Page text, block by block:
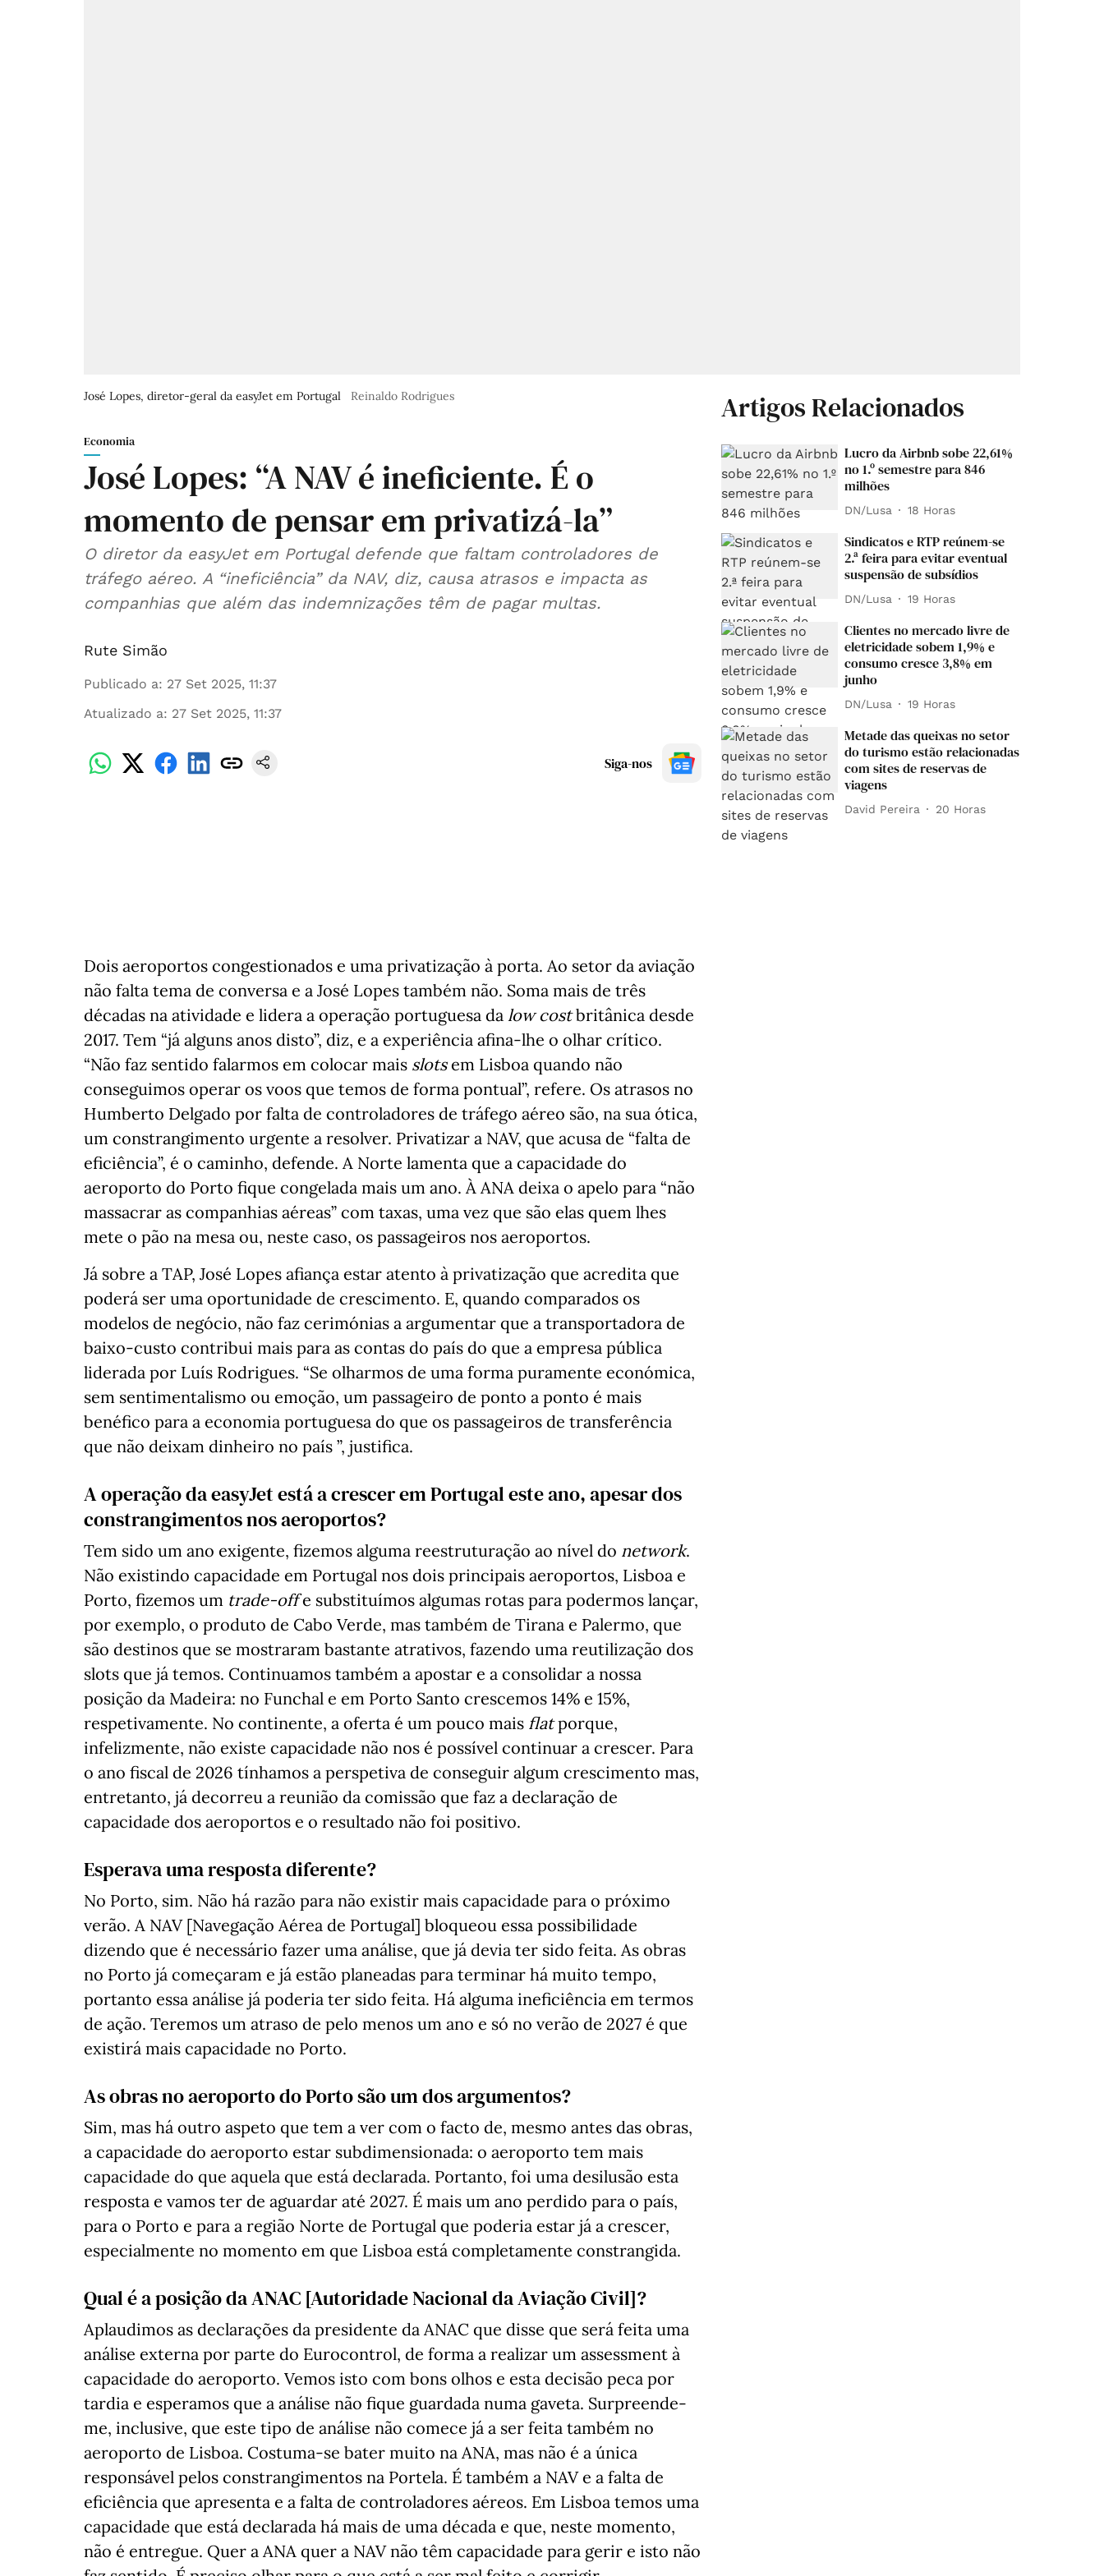
José Lopes, diretor-geral da easyJet em Portugal Reinaldo Rodrigues
Economia
José Lopes: “A NAV é ineficiente. É o
momento de pensar em privatizá-la”
O diretor da easyJet em Portugal defende que faltam controladores de
tráfego aéreo. A “ineficiência” da NAV, diz, causa atrasos e impacta as
companhias que além das indemnizações têm de pagar multas.
Rute Simão
Publicado a: 27 Set 2025, 11:37
Atualizado a: 27 Set 2025, 11:37
Siga-nos
Dois aeroportos congestionados e uma privatização à porta. Ao setor da aviação
não falta tema de conversa e a José Lopes também não. Soma mais de três
décadas na atividade e lidera a operação portuguesa da low costbritânica desde
2017. Tem “já alguns anos disto”, diz, e a experiência afina-lhe o olhar crítico.
“Não faz sentido falarmos em colocar mais slotsem Lisboa quando não
conseguimos operar os voos que temos de forma pontual”, refere. Os atrasos no
Humberto Delgado por falta de controladores de tráfego aéreo são, na sua ótica,
um constrangimento urgente a resolver. Privatizar a NAV, que acusa de “falta de
eficiência”, é o caminho, defende. A Norte lamenta que a capacidade do
aeroporto do Porto fique congelada mais um ano. À ANA deixa o apelo para “não
massacrar as companhias aéreas” com taxas, uma vez que são elas quem lhes
mete o pão na mesa ou, neste caso, os passageiros nos aeroportos.
Já sobre a TAP, José Lopes afiança estar atento à privatização que acredita que
poderá ser uma oportunidade de crescimento. E, quando comparados os
modelos de negócio, não faz cerimónias a argumentar que a transportadora de
baixo-custo contribui mais para as contas do país do que a empresa pública
liderada por Luís Rodrigues. “Se olharmos de uma forma puramente económica,
sem sentimentalismo ou emoção, um passageiro de ponto a ponto é mais
benéfico para a economia portuguesa do que os passageiros de transferência
que não deixam dinheiro no país ”, justifica.
A operação da easyJet está a crescer em Portugal este ano, apesar dos
constrangimentos nos aeroportos?
Tem sido um ano exigente, fizemos alguma reestruturação ao nível do network.
Não existindo capacidade em Portugal nos dois principais aeroportos, Lisboa e
Porto, fizemos um trade-offe substituímos algumas rotas para podermos lançar,
por exemplo, o produto de Cabo Verde, mas também de Tirana e Palermo, que
são destinos que se mostraram bastante atrativos, fazendo uma reutilização dos
slots que já temos. Continuamos também a apostar e a consolidar a nossa
posição da Madeira: no Funchal e em Porto Santo crescemos 14% e 15%,
respetivamente. No continente, a oferta é um pouco mais flatporque,
infelizmente, não existe capacidade não nos é possível continuar a crescer. Para
o ano fiscal de 2026 tínhamos a perspetiva de conseguir algum crescimento mas,
entretanto, já decorreu a reunião da comissão que faz a declaração de
capacidade dos aeroportos e o resultado não foi positivo.
Esperava uma resposta diferente?
No Porto, sim. Não há razão para não existir mais capacidade para o próximo
verão. A NAV [Navegação Aérea de Portugal] bloqueou essa possibilidade
dizendo que é necessário fazer uma análise, que já devia ter sido feita. As obras
no Porto já começaram e já estão planeadas para terminar há muito tempo,
portanto essa análise já poderia ter sido feita. Há alguma ineficiência em termos
de ação. Teremos um atraso de pelo menos um ano e só no verão de 2027 é que
existirá mais capacidade no Porto.
As obras no aeroporto do Porto são um dos argumentos?
Sim, mas há outro aspeto que tem a ver com o facto de, mesmo antes das obras,
a capacidade do aeroporto estar subdimensionada: o aeroporto tem mais
capacidade do que aquela que está declarada. Portanto, foi uma desilusão esta
resposta e vamos ter de aguardar até 2027. É mais um ano perdido para o país,
para o Porto e para a região Norte de Portugal que poderia estar já a crescer,
especialmente no momento em que Lisboa está completamente constrangida.
Qual é a posição da ANAC [Autoridade Nacional da Aviação Civil]?
Aplaudimos as declarações da presidente da ANAC que disse que será feita uma
análise externa por parte do Eurocontrol, de forma a realizar um assessment à
capacidade do aeroporto. Vemos isto com bons olhos e esta decisão peca por
tardia e esperamos que a análise não fique guardada numa gaveta. Surpreende-
me, inclusive, que este tipo de análise não comece já a ser feita também no
aeroporto de Lisboa. Costuma-se bater muito na ANA, mas não é a única
responsável pelos constrangimentos na Portela. É também a NAV e a falta de
eficiência que apresenta e a falta de controladores aéreos. Em Lisboa temos uma
capacidade que está declarada há mais de uma década e que, neste momento,
não é entregue. Quer a ANA quer a NAV não têm capacidade para gerir e isto não
Artigos Relacionados
Lucro da Airbnb sobe 22,61%
no 1.º semestre para 846
milhões
DN/Lusa 18 Horas
Sindicatos e RTP reúnem-se
2.ª feira para evitar eventual
suspensão de subsídios
DN/Lusa 19 Horas
Clientes no mercado livre de
eletricidade sobem 1,9% e
consumo cresce 3,8% em
junho
DN/Lusa 19 Horas
Metade das queixas no setor
do turismo estão relacionadas
com sites de reservas de
viagens
David Pereira 20 Horas